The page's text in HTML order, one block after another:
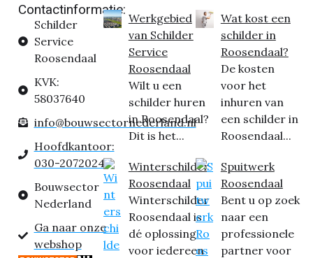
Contactinformatie:
Schilder
Service
Roosendaal
KVK:
58037640
info@bouwsectornederland.nl
Hoofdkantoor:
030-2072024
Bouwsector
Nederland
Ga naar onze
webshop
Werkgebied
van Schilder
Service
Roosendaal
Wilt u een
schilder huren
in Roosendaal?
Dit is het...
Winterschilder
Roosendaal
Winterschilder
Roosendaal is
dé oplossing
voor iedereen
Wat kost een
schilder in
Roosendaal?
De kosten
voor het
inhuren van
een schilder in
Roosendaal...
Spuitwerk
Roosendaal
Bent u op zoek
naar een
professionele
partner voor